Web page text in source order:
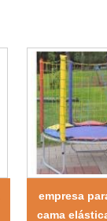
empresa
cama